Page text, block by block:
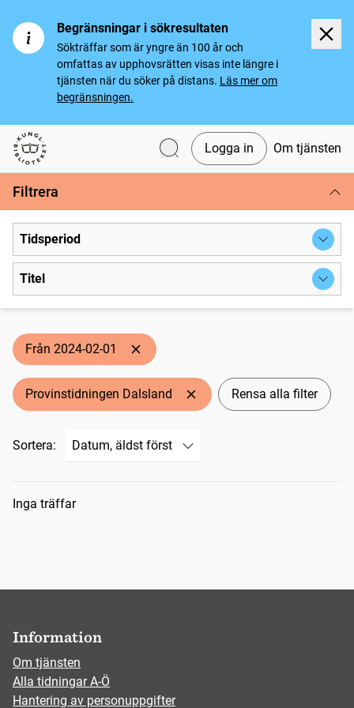
Begränsningar i sökresultaten
Sökträffar som är yngre än 100 år och
omfattas av upphovsrätten visas inte längre i
tjänsten när du söker på distans. Läs mer om
begränsningen.
Svenska tidningar
Logga in Om tjänsten
Filtrera
Tidsperiod
Titel
Från 2024-02-01
Provinstidningen Dalsland Rensa alla filter
Sortera:
Sökresultat
Inga träffar
Information
Om tjänsten
Alla tidningar A-Ö
Hantering av personuppgifter